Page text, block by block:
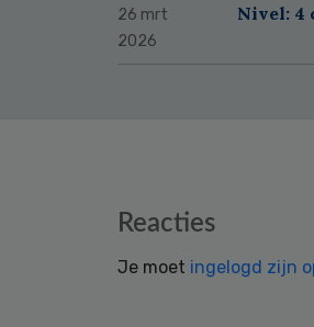
26 mrt
2026
Nivel: 4
Reacties
Je moet ingelogd zijn